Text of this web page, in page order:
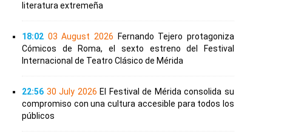
literatura extremeña
18:02 03 August 2026
Fernando Tejero protagoniza
Cómicos de Roma, el sexto estreno del Festival
Internacional de Teatro Clásico de Mérida
22:56 30 July 2026 El Festival de Mérida consolida su
compromiso con una cultura accesible para todos los
públicos